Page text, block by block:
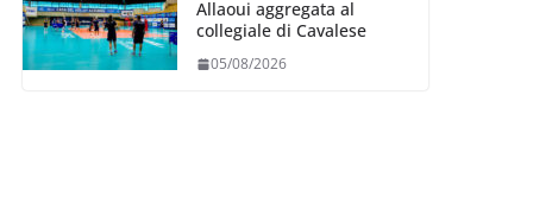
Allaoui aggregata al
collegiale di Cavalese
05/08/2026